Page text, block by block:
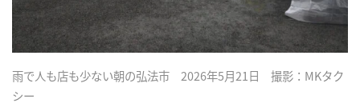
雨で人も店も少ない朝の弘法市 2026年5月21日 撮影：MKタク
シー